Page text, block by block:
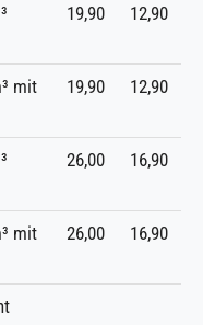
19,90 12,90
mit
19,90 12,90
26,00 16,90
mit
26,00 16,90